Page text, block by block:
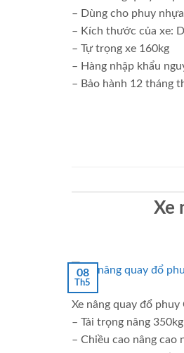
– Dùng cho phuy
– Kích thước của xe:
– Tự trọng xe 160kg
– Hàng nhập khẩu
– Bảo hành 12 tháng
Xe
08
Th5
Xe nâng quay đổ phuy
– Tải trọng nâng 350kg
– Chiều cao nâng cao